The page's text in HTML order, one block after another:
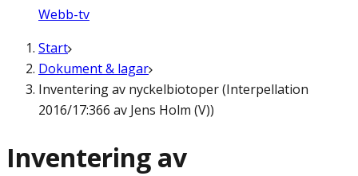
Webb-tv
Start
Dokument & lagar
Inventering av nyckelbiotoper (Interpellation
2016/17:366 av Jens Holm (V))
Inventering av